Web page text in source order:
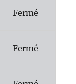
Fermé
Fermé